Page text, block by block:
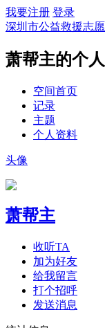
我要注册 登录
深圳市公益救援志
萧帮主的个
空间首页
记录
主题
个人资料
头像
萧帮主
收听TA
加为好友
给我留言
打个招呼
发送消息